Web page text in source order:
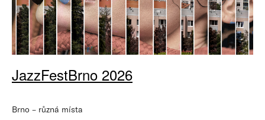
JazzFestBrno 2026
Brno – různá místa